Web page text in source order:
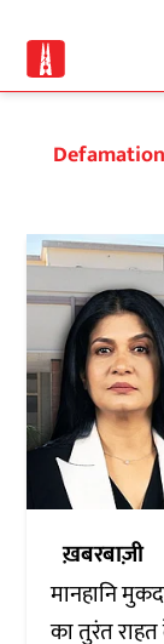
ख़बरबाज़ी
मानहानि
का तुरंत